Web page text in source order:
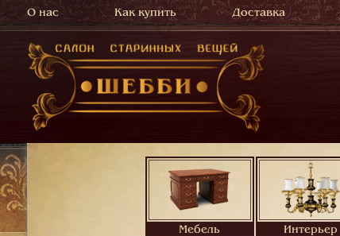
О нас Как купить Доставка
Мебель Интерьер